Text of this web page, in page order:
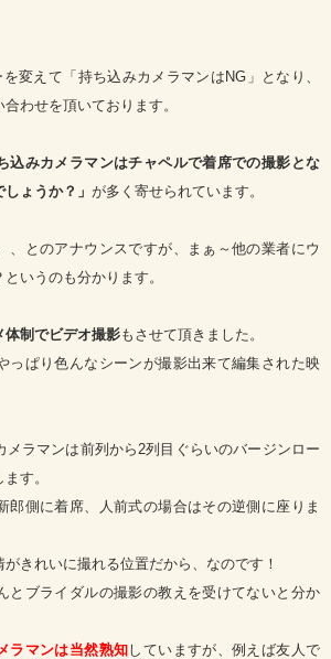
変えて「持ち込みカメラマンはNG」となり、
わせを頂いております。
込みカメラマンはチャペルで着席での撮影とな
ょうか？」 が多く寄せられています。
、とのアナウンスですが、まぁ～他の業者にウ
いうのも分かります。
体制でビデオ撮影もさせて頂きました。
っぱり色んなシーンが撮影出来て編集された映
メラマンは前列から2列目ぐらいのバージンロー
す。
郎側に着席、人前式の場合はその逆側に座りま
きれいに撮れる位置だから、なのです！
とブライダルの撮影の教えを受けてないと分か
ラマンは当然熟知していますが、例えば友人で